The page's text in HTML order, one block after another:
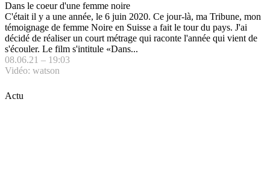
Dans le coeur d'une femme noire
C'était il y a une année, le 6 juin 2020. Ce jour-là, ma Tribune, mon
témoignage de femme Noire en Suisse a fait le tour du pays. J'ai
décidé de réaliser un court métrage qui raconte l'année qui vient de
s'écouler. Le film s'intitule «Dans...
08.06.21 – 19:03
Vidéo: watson
Actu